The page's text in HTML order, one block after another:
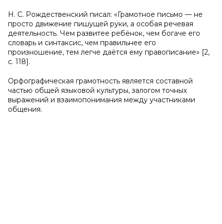
Н. С. Рождественский писал: «Грамотное письмо — не
просто движение пишущей руки, а особая речевая
деятельность. Чем развитее ребёнок, чем богаче его
словарь и синтаксис, чем правильнее его
произношение, тем легче даётся ему правописание» [2,
с. 118].
Орфографическая грамотность является составной
частью общей языковой культуры, залогом точных
выражений и взаимопонимания между участниками
общения.